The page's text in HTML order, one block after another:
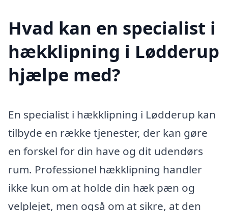
Hvad kan en specialist i
hækklipning i Lødderup
hjælpe med?
En specialist i hækklipning i Lødderup kan
tilbyde en række tjenester, der kan gøre
en forskel for din have og dit udendørs
rum. Professionel hækklipning handler
ikke kun om at holde din hæk pæn og
velplejet, men også om at sikre, at den